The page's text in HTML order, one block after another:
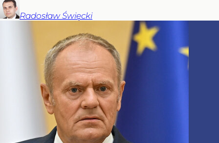
Radosław Święcki